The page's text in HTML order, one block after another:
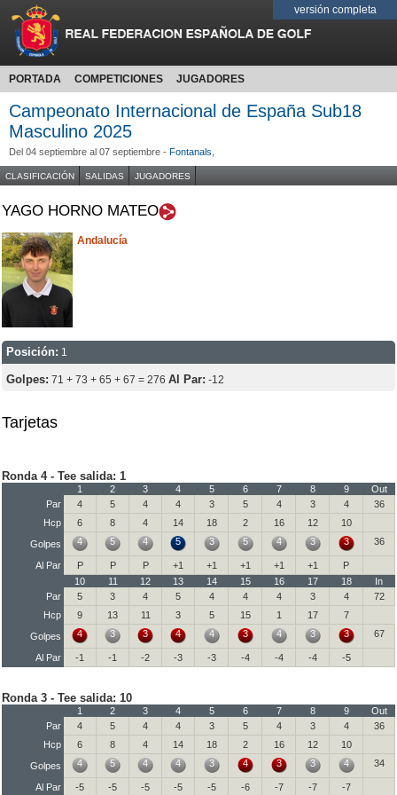
versión completa
PORTADA COMPETICIONES JUGADORES
Campeonato Internacional de España Sub18
Masculino 2025
Del 04 septiembre al 07 septiembre - Fontanals
CLASIFICACIÓN SALIDAS JUGADORES
YAGO HORNO MATEO
Andalucía
Posición: 1
Golpes: 71 + 73 + 65 + 67 = 276 Al Par: -12
Tarjetas
Ronda 4 - Tee salida: 1
1 2 3 4 5 6 7 8 9
Out
Par
4 5 4 4 3 5 4 3 4
36
Hcp
6 8 4 14 18 2 16 12
10
Golpes
4 5 4 5 3 5 4 3 3 36
Al Par P P P +1 +1 +1 +1 +1
P
10
11 12 13 14 15 16 17 18
In
Par
5 3 4 5 4 4 4 3 4
72
Hcp
9 13 11 3 5 15 1 17
7
Golpes
4 3 3 4 4 3 4 3 3 67
Al Par -1 -1 -2 -3 -3 -4 -4 -4 -5
Ronda 3 - Tee salida: 10
1 2 3 4 5 6 7 8 9
Out
Par
4 5 4 4 3 5 4 3 4
36
Hcp
6 8 4 14 18 2 16 12
10
Golpes
4 5 4 4 3 4 3 3 4 34
Al Par -5 -5 -5 -5 -5 -6 -7 -7 -7